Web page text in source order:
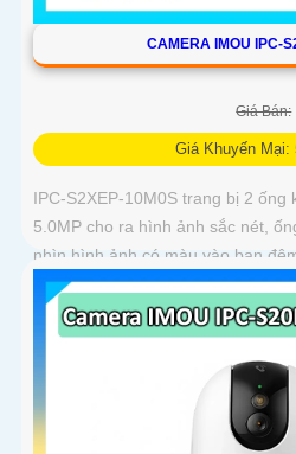
CAMERA IMOU IPC-
Giá Bán:
Giá Khuyến Mại:
IPC-S2XEP-10M0S trang bị 2 ống
5.0MP cho ra hình ảnh sắc nét,
nhìn hình ảnh có màu vào ban
giúp đàm thoại 2 chiều, trang bị
tiếp nâng cao độ ổn định